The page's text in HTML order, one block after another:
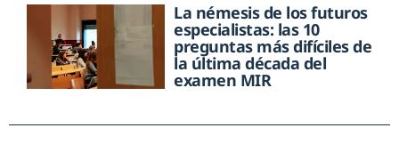
La némesis de los futuros
especialistas: las 10
preguntas más difíciles de
la última década del
examen MIR